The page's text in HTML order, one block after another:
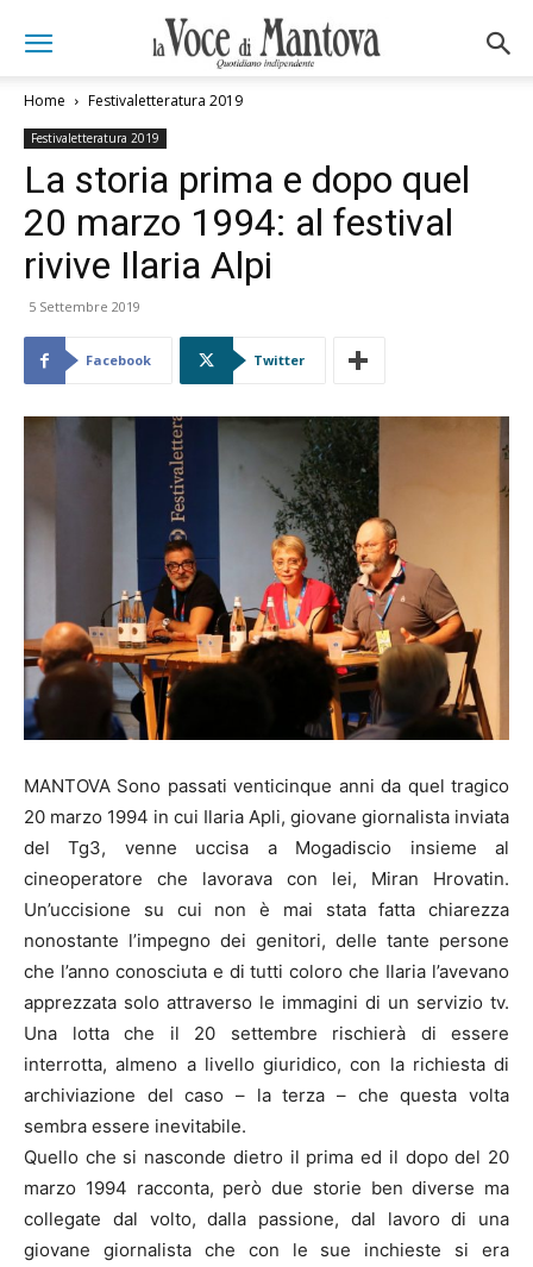
Home Festivaletteratura 2019
Festivaletteratura 2019
La storia prima e dopo quel
20 marzo 1994: al festival
rivive Ilaria Alpi
5 Settembre 2019
Facebook Twitter
MANTOVA Sono passati venticinque anni da quel tragico
20 marzo 1994 in cui Ilaria Apli, giovane giornalista inviata
del Tg3, venne uccisa a Mogadiscio insieme al
cineoperatore che lavorava con lei, Miran Hrovatin.
Un’uccisione su cui non è mai stata fatta chiarezza
nonostante l’impegno dei genitori, delle tante persone
che l’anno conosciuta e di tutti coloro che Ilaria l’avevano
apprezzata solo attraverso le immagini di un servizio tv.
Una lotta che il 20 settembre rischierà di essere
interrotta, almeno a livello giuridico, con la richiesta di
archiviazione del caso – la terza – che questa volta
sembra essere inevitabile.
Quello che si nasconde dietro il prima ed il dopo del 20
marzo 1994 racconta, però due storie ben diverse ma
collegate dal volto, dalla passione, dal lavoro di una
giovane giornalista che con le sue inchieste si era